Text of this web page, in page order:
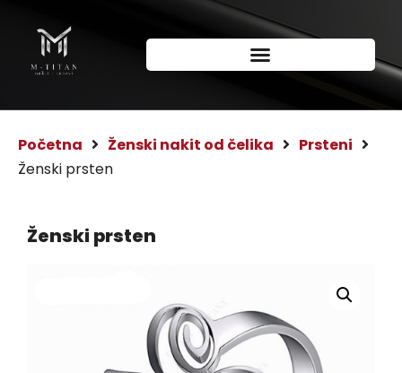
Početna Ženski nakit od čelika Prsteni
Ženski prsten
Ženski prsten